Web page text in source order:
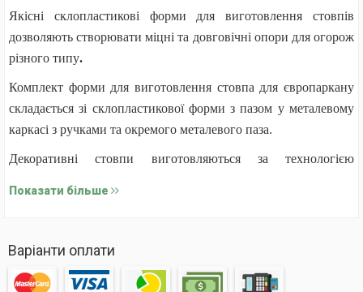
Якісні склопластикові форми для виготовлення стовпів
дозволяють створювати міцні та довговічні опори для огорож
різного типу.
Комплект форми для виготовлення стовпа для європаркану
складається зі склопластикової форми з пазом у металевому
каркасі з ручками та окремого металевого паза.
Декоративні стовпи виготовляються за технологією
До складу бетонної суміші входять цемент, щебінь фракції 5–
10 мм, пісок та армувальні елементи. Під час виробництва
Показати більше
Варіанти оплати